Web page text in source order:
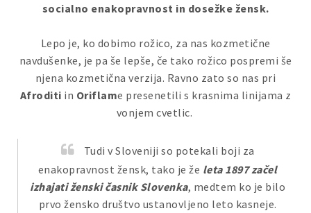
socialno enakopravnost in dosežke žensk.
Lepo je, ko dobimo rožico, za nas kozmetične
navdušenke, je pa še lepše, če tako rožico pospremi še
njena kozmetična verzija. Ravno zato so nas pri
Afroditi in Oriflame presenetili s krasnima linijama z
vonjem cvetlic.
Tudi v Sloveniji so potekali boji za
enakopravnost žensk, tako je že leta 1897 začel
izhajati ženski časnik Slovenka, medtem ko je bilo
prvo žensko društvo ustanovljeno leto kasneje.